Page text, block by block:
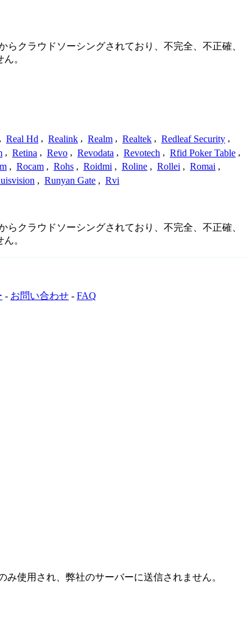
クラウドソーシングされており、不完全、不正確、
。
, Real Hd , Realink , Realm , Realtek , Redleaf Security ,
, Retina , Revo , Revodata , Revotech , Rfid Poker Table ,
, Rocam , Rohs , Roidmi , Roline , Rollei , Romai ,
, Runyan Gate , Rvi
クラウドソーシングされており、不完全、不正確、
。
- お問い合わせ - FAQ
使用され、弊社のサーバーに送信されません。